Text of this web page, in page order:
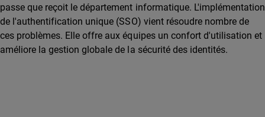
passe que reçoit le département informatique. L'implémentation
de l'authentification unique (SSO) vient résoudre nombre de
ces problèmes. Elle offre aux équipes un confort d'utilisation et
améliore la gestion globale de la sécurité des identités.